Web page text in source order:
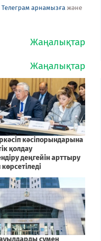
Телеграм арнамызға және